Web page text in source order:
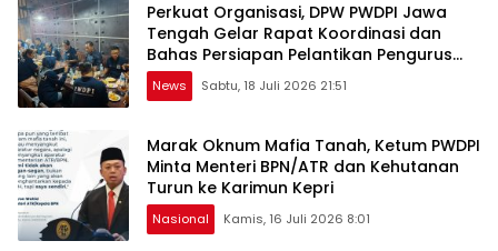
Perkuat Organisasi, DPW PWDPI Jawa
Tengah Gelar Rapat Koordinasi dan
Bahas Persiapan Pelantikan Pengurus
Baru
News Sabtu, 18 Juli 2026 21:51
Marak Oknum Mafia Tanah, Ketum PWDPI
Minta Menteri BPN/ATR dan Kehutanan
Turun ke Karimun Kepri
Nasional Kamis, 16 Juli 2026 8:01